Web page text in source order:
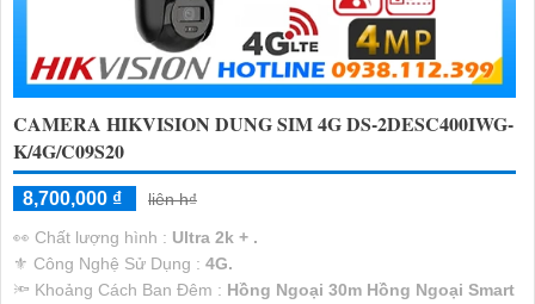
CAMERA HIKVISION DUNG SIM 4G DS-2DESC400IWG-
K/4G/C09S20
8,700,000 ₫
liên h₫
️👀 Chất lượng hình : Ultra 2k + .
⚜️ Công Nghệ Sử Dụng : 4G.
🔦 Khoảng Cách Ban Đêm : Hồng Ngoại 30m Hồng Ngoại Smart